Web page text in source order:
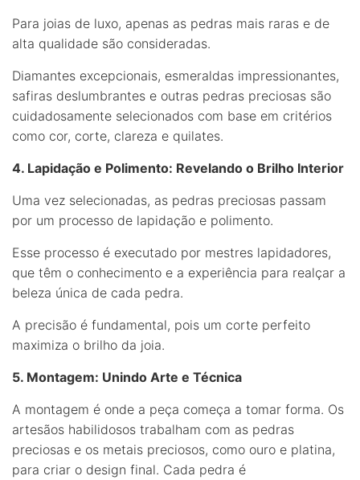
Para joias de luxo, apenas as pedras mais raras e de
alta qualidade são consideradas.
Diamantes excepcionais, esmeraldas impressionantes,
safiras deslumbrantes e outras pedras preciosas são
cuidadosamente selecionados com base em critérios
como cor, corte, clareza e quilates.
4. Lapidação e Polimento: Revelando o Brilho Interior
Uma vez selecionadas, as pedras preciosas passam
por um processo de lapidação e polimento.
Esse processo é executado por mestres lapidadores,
que têm o conhecimento e a experiência para realçar a
beleza única de cada pedra.
A precisão é fundamental, pois um corte perfeito
maximiza o brilho da joia.
5. Montagem: Unindo Arte e Técnica
A montagem é onde a peça começa a tomar forma. Os
artesãos habilidosos trabalham com as pedras
preciosas e os metais preciosos, como ouro e platina,
para criar o design final. Cada pedra é